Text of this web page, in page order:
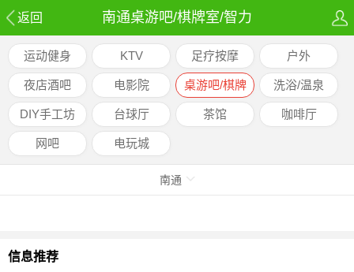
返回 南通桌游吧/棋牌室/智力
运动健身 KTV 足疗按摩 户外
夜店酒吧 电影院
桌游吧/棋牌
室/智力
洗浴/温泉
DIY手工坊 台球厅 茶馆 咖啡厅
网吧 电玩城
南通
信息推荐